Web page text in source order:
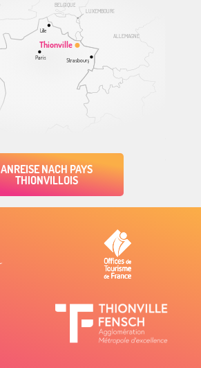
ALLEMAGNE
BELGIQUE
LUXEMBOURG
Thionville
Lille
Paris Strasbourg
ANREISE NACH PAYS
THIONVILLOIS